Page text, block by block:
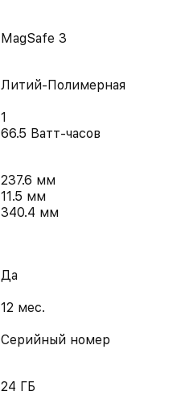
MagSafe 3
Литий-Полимерная
1
66.5 Ватт-часов
237.6 мм
11.5 мм
340.4 мм
Да
12 мес.
Серийный номер
24 ГБ